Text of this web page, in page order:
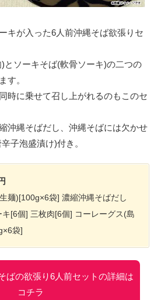
キが入った6人前沖縄そば欲張りセ
とソーキそば(軟骨ソーキ)の二つの
す。
時に乗せて召し上がれるのもこのセ
沖縄そばだし、沖縄そばには欠かせ
子泡盛漬け)付き。
麺)[100g×6袋] 濃縮沖縄そばだし
[6個] 三枚肉[6個] コーレーグス(島
袋]
ばの欲張り6人前セットの詳細は
コチラ